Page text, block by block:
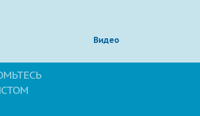
Видео